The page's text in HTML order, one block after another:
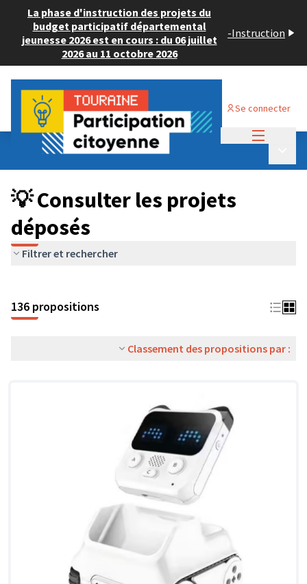
La phase d'instruction des projets du
budget participatif départemental
jeunesse 2026 est en cours : du 06 juillet
2026 au 11 octobre 2026
-Instruction
Se connecter
Budget Participatif JEUNESSE 2024
💡 Consulter les projets déposés
💡 Consulter les projets
déposés
Filtrer et rechercher
136 propositions
Classement des propositions par :